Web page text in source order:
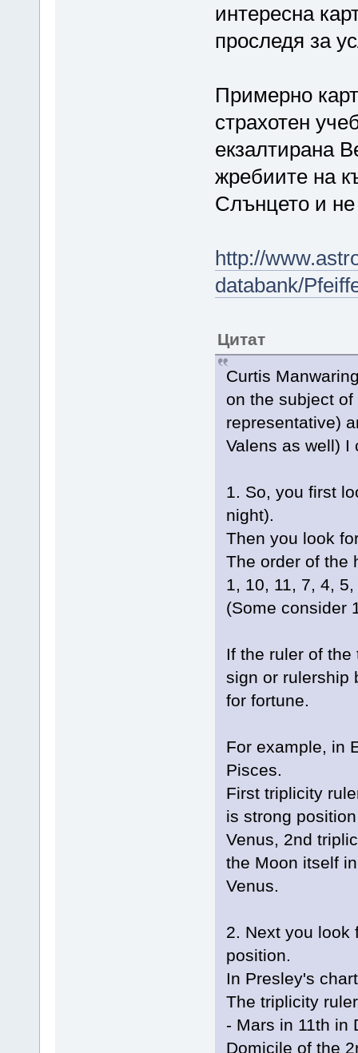
интересна
проследя за
Примерно
страхотен
екзалтирана
жребиите на
Слънцето и
http://
databank/
Цитат
Curtis
on the subject
representative)
Valens as well) I
1. So, you first
night).
Then you look
The order of the
1, 10, 11, 7, 4,
(Some consider
If the ruler of
sign or rulership
for fortune.
For example, in
Pisces.
First triplicity
is strong
Venus, 2nd
the Moon itself
Venus.
2. Next you look
position.
In Presley's
The triplicity
- Mars in 11th in
Domicile of the